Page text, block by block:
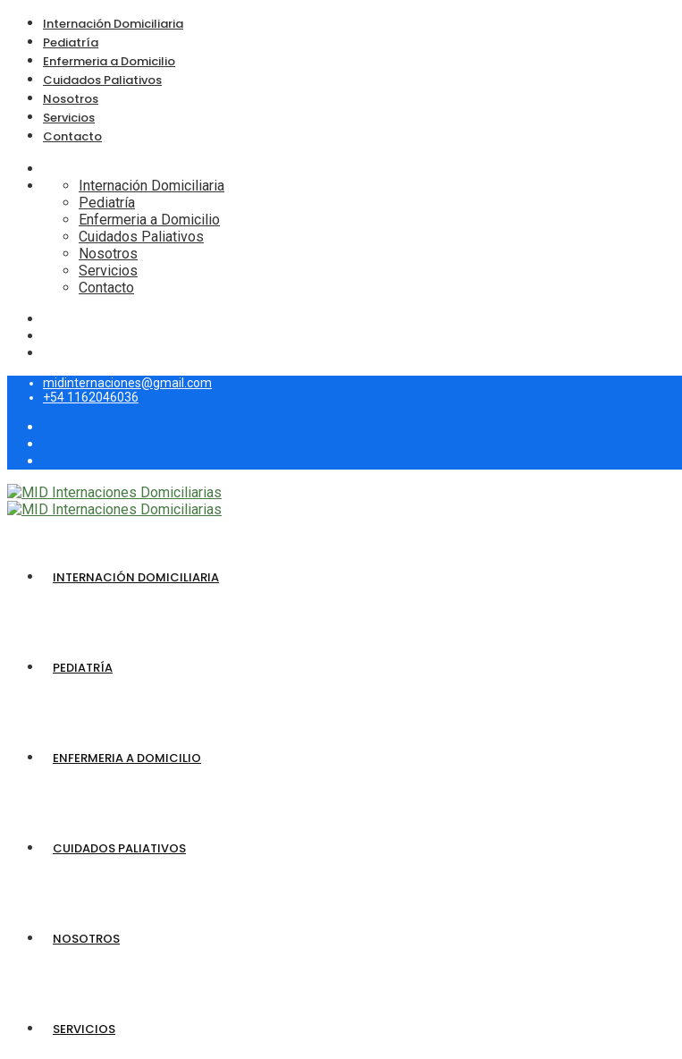
Internación Domiciliaria
Pediatría
Enfermeria a Domicilio
Cuidados Paliativos
Nosotros
Servicios
Contacto
Internación Domiciliaria
Pediatría
Enfermeria a Domicilio
Cuidados Paliativos
Nosotros
Servicios
Contacto
midinternaciones@gmail.com
+54 1162046036
INTERNACIÓN DOMICILIARIA
PEDIATRÍA
ENFERMERIA A DOMICILIO
CUIDADOS PALIATIVOS
NOSOTROS
SERVICIOS